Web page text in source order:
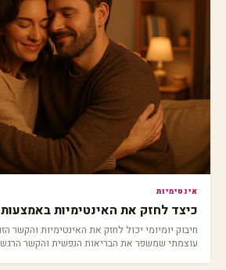
אינטימיות
כיצד לחזק את האינטימיות באמצעות
חיבוק יומיומי יכול לחזק את האינטימיות והקשר
עוצמתי שמשפר את הבריאות הנפשית והקשר